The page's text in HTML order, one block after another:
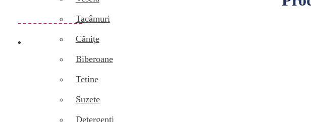
Tacâmuri
Cănițe
Biberoane
Tetine
Suzete
Detergenți